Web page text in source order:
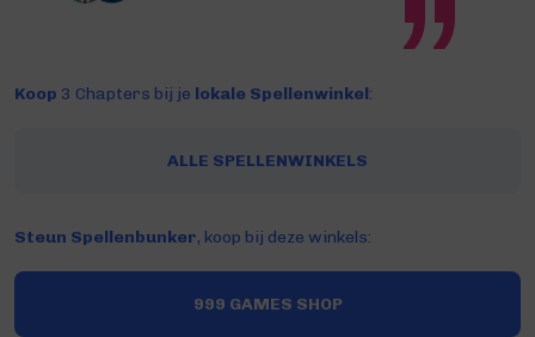
Koop 3 Chapters bij je lokale Spellenwinkel:
ALLE SPELLENWINKELS
Steun Spellenbunker, koop bij deze winkels:
999 GAMES SHOP